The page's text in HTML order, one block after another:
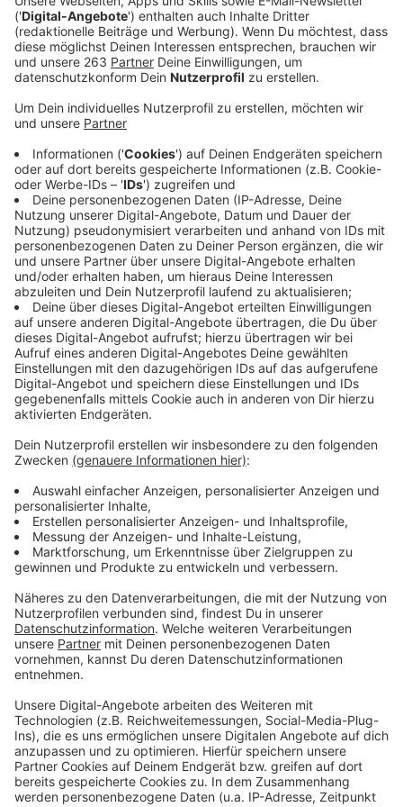
Veröffentlicht:Freitag, 20.05.2022 05:37
Anzeige
Das 9-Euro-Monatsticket ist Teil des Energie-
Entlastungspakets der Bundesregierung und soll
jeweils von Juni bis August gültig sein. Das gilt auch
für diejenigen, die bereits eines der teureren Monats-
Abos haben. Das hat VWS-Pressesprecher Stephan
Boch gegenüberRadio Siegenklargestellt. Wer sein
Abo per Lastschrift bezahlt, braucht demnach nichts
zu machen. Die VWS stellen den einzuziehenden
Betrag automatisch auf neun Euro um. Wer hingegen
einen Dauerauftrag eingerichtet hat, sollte diesen
ändern. Das Ticket gilt für den gesamten öffentlichen
Nahverkehr, also für S-Bahnen, U-Bahnen, Busse und
Regionalzüge. Es gilt nicht im Fernverkehr oder bei
privaten Fernbusanbietern. In Siegen-Wittgenstein
bekommt ihr das Ticket in allen VWS-Verkaufsstellen
sowie in allen Bussen vorne beim Busfahrer.
Die VWS in Siegen knüpfen Hoffnungen an das Ticket,
so Boch im Gespräch mitRadio Siegen. Es gehe darum,
den Bus-Verkehr ins Bewusstsein der Menschen zu
rücken und die durch Corona verloren gegangenen
Anreiz, den Busverkehr einfach mal zu testen. An die
von der Bundesregierung erhoffte Verkehrswende
glauben die VWS aber noch nicht. Dafür brauche es
langfristige Regelungen und nicht nur drei Monate im
Anzeige